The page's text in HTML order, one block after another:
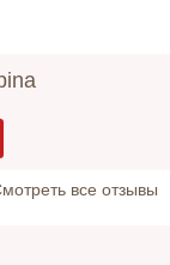
все отзывы